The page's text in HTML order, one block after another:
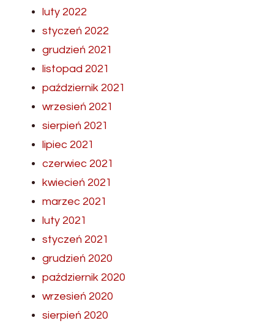
luty 2022
styczeń 2022
grudzień 2021
listopad 2021
październik 2021
wrzesień 2021
sierpień 2021
lipiec 2021
czerwiec 2021
kwiecień 2021
marzec 2021
luty 2021
styczeń 2021
grudzień 2020
październik 2020
wrzesień 2020
sierpień 2020